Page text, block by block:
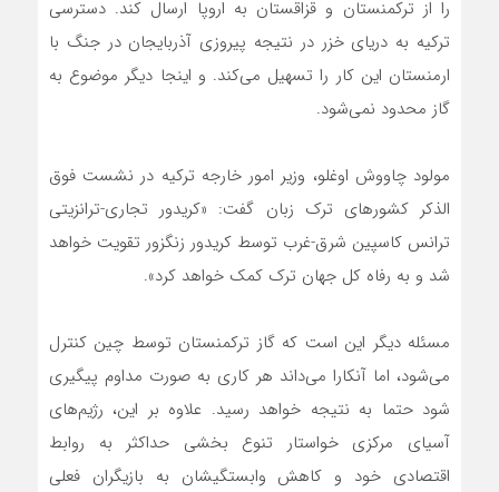
را از ترکمنستان و قزاقستان به اروپا ارسال کند. دسترسی
ترکیه به دریای خزر در نتیجه پیروزی آذربایجان در جنگ با
ارمنستان این کار را تسهیل می‌کند. و اینجا دیگر موضوع به
گاز محدود نمی‌شود.
مولود چاووش اوغلو، وزیر امور خارجه ترکیه در نشست فوق
الذکر کشورهای ترک زبان گفت: «کریدور تجاری-ترانزیتی
ترانس کاسپین شرق-غرب توسط کریدور زنگزور تقویت خواهد
شد و به رفاه کل جهان ترک کمک خواهد کرد».
مسئله دیگر این است که گاز ترکمنستان توسط چین کنترل
می‌شود، اما آنکارا می‌داند هر کاری به صورت مداوم پیگیری
شود حتما به نتیجه خواهد رسید. علاوه بر این، رژیم‌های
آسیای مرکزی خواستار تنوع بخشی حداکثر به روابط
اقتصادی خود و کاهش وابستگیشان به بازیگران فعلی